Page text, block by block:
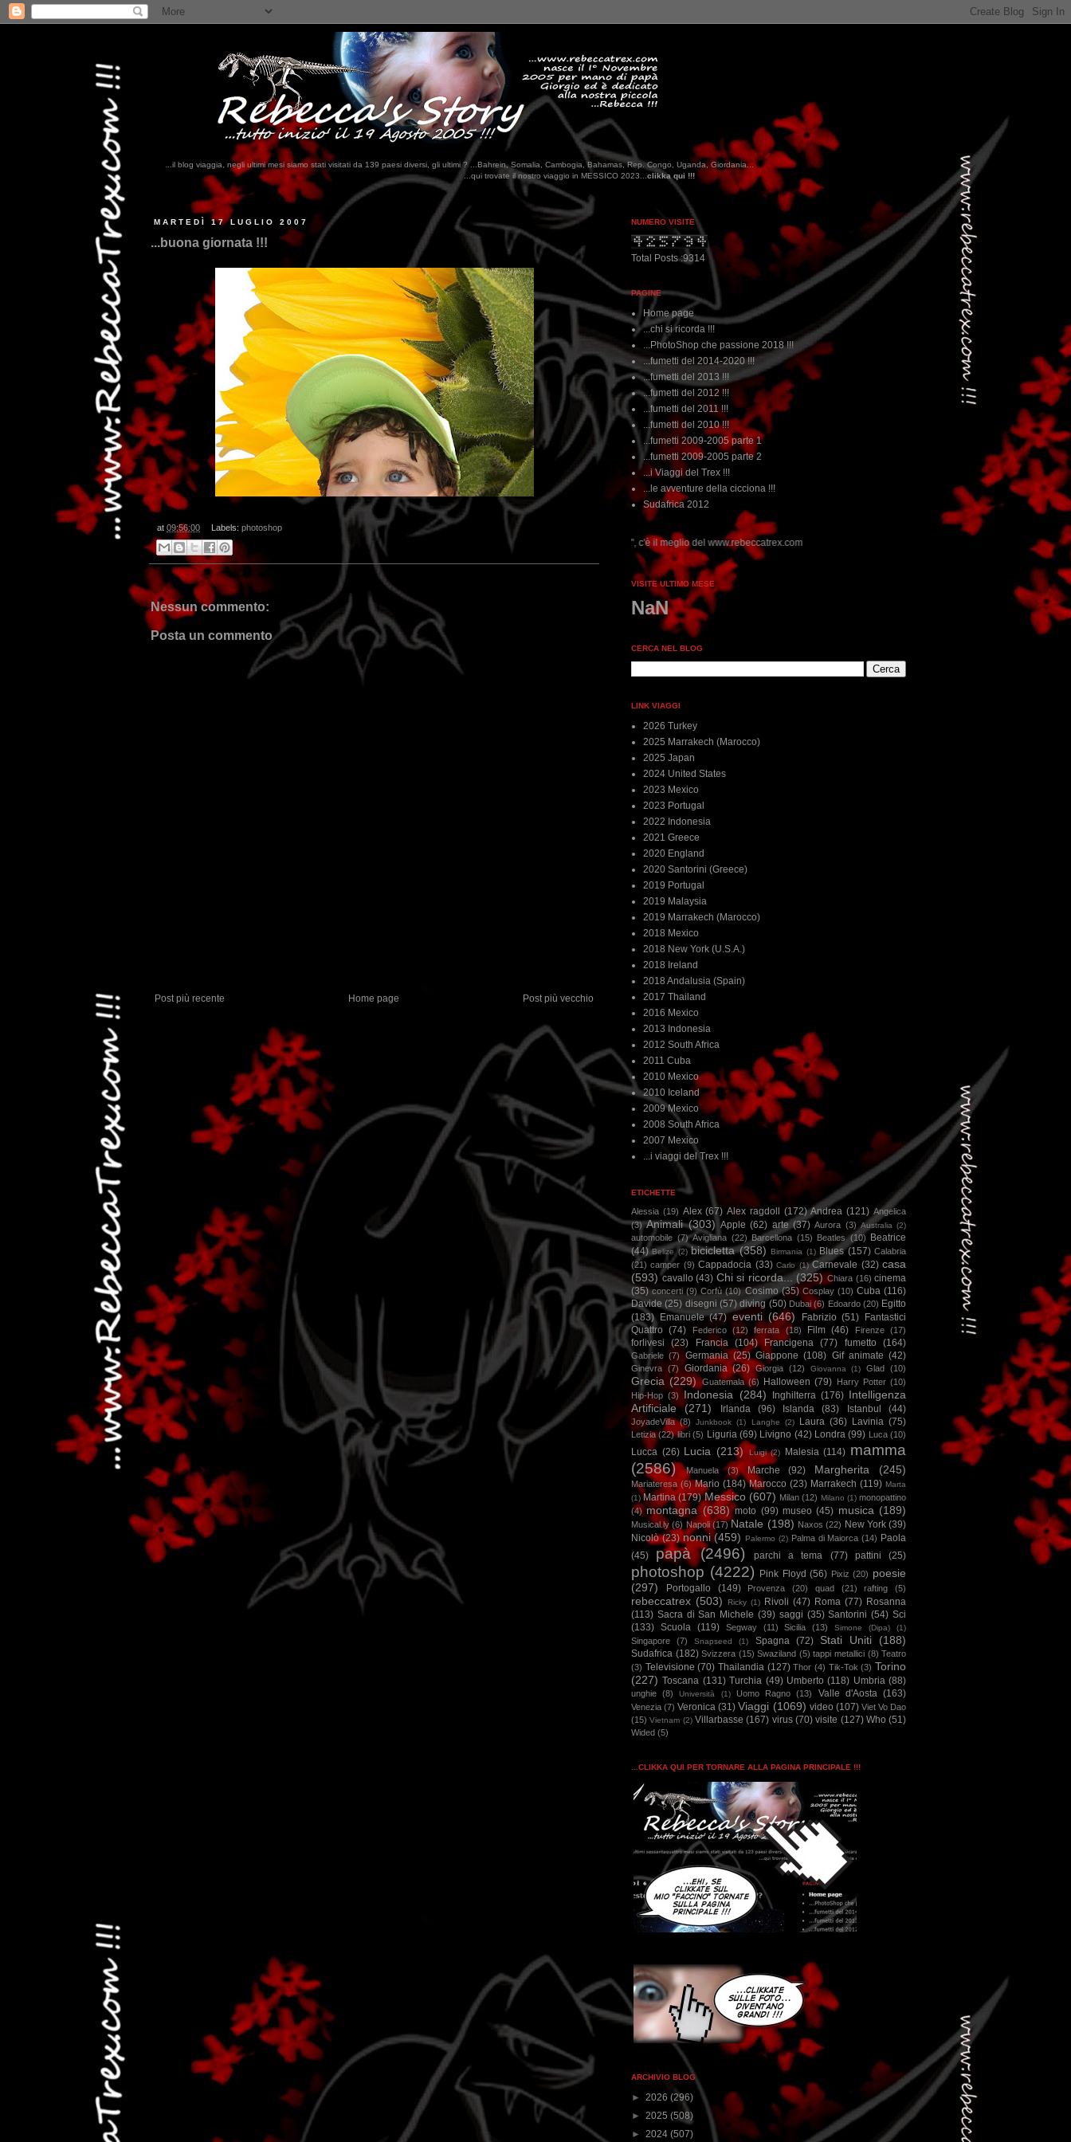
...il blog viaggia, negli ultimi mesi siamo stati visitati da 139 paesi diversi, gli ultimi ? ...Bahrein, Somalia, Cambogia, Bahamas, Rep. Congo, Uganda, Giordania...
...qui trovate il nostro viaggio in MESSICO 2023...clikka qui !!!
MARTEDÌ 17 LUGLIO 2007
...buona giornata !!!
at 09:56:00 Labels: photoshop
Nessun commento:
Posta un commento
Post più recente Post più vecchio
Home page
NUMERO VISITE
Total Posts :9314
PAGINE
Home page
...chi si ricorda !!!
...PhotoShop che passione 2018 !!!
...fumetti del 2014-2020 !!!
...fumetti del 2013 !!!
...fumetti del 2012 !!!
...fumetti del 2011 !!!
...fumetti del 2010 !!!
...fumetti 2009-2005 parte 1
...fumetti 2009-2005 parte 2
...i Viaggi del Trex !!!
...le avventure della cicciona !!!
Sudafrica 2012
...dai non perdere tempo, clikka "qui", c'è il meglio del www.rebeccatrex.com
VISITE ULTIMO MESE
NaN
CERCA NEL BLOG
LINK VIAGGI
2026 Turkey
2025 Marrakech (Marocco)
2025 Japan
2024 United States
2023 Mexico
2023 Portugal
2022 Indonesia
2021 Greece
2020 England
2020 Santorini (Greece)
2019 Portugal
2019 Malaysia
2019 Marrakech (Marocco)
2018 Mexico
2018 New York (U.S.A.)
2018 Ireland
2018 Andalusia (Spain)
2017 Thailand
2016 Mexico
2013 Indonesia
2012 South Africa
2011 Cuba
2010 Mexico
2010 Iceland
2009 Mexico
2008 South Africa
2007 Mexico
...i viaggi del Trex !!!
ETICHETTE
Alessia (19) Alex (67) Alex ragdoll (172) Andrea (121) Angelica
(3) Animali (303) Apple (62) arte (37) Aurora (3) Australia (2)
automobile (7) Avigliana (22) Barcellona (15) Beatles (10)
Beatrice
(44) Belize (2) bicicletta (358) Birmania (1) Blues (157) Calabria
(21) camper (9) Cappadocia (33) Carlo (1) Carnevale (32) casa
(593) cavallo (43) Chi si ricorda... (325) Chiara (16) cinema
(35) concerti (9) Corfù (10) Cosimo (35) Cosplay (10) Cuba (116)
Davide (25) disegni (57) diving (50) Dubai (6) Edoardo (20) Egitto
(183)
Emanuele (47) eventi (646) Fabrizio (51)
Fantastici
Quattro (74) Federico (12) ferrata (18) Film (46) Firenze (17)
forlivesi (23) Francia (104) Francigena (77) fumetto (164)
Gabriele (7) Germania (25) Giappone (108) Gif animate (42)
Ginevra (7) Giordania (26) Giorgia (12) Giovanna (1) Glad (10)
Grecia (229) Guatemala (6) Halloween (79) Harry Potter (10)
Hip-Hop (3) Indonesia (284) Inghilterra (176) Intelligenza
Artificiale
(271) Irlanda (96) Islanda (83) Istanbul (44)
JoyadeVilla (8) Junkbook (1) Langhe (2) Laura (36) Lavinia (75)
Letizia (22) libri (5) Liguria (69) Livigno (42) Londra (99) Luca (10)
Lucca (26) Lucia (213) Luigi (2) Malesia (114) mamma
(2586)
Manuela (3) Marche (92) Margherita (245)
Mariateresa (6) Mario (184) Marocco (23) Marrakech (119) Marta
(1) Martina (179) Messico (607) Milan (12) Milano (1) monopattino
(4) montagna (638) moto (99) museo (45) musica (189)
Musical.ly (6) Napoli (17) Natale (198) Naxos (22) New York (39)
Nicolò (23) nonni (459) Palermo (2) Palma di Maiorca (14) Paola
(45)
papà (2496) parchi a tema (77) pattini (25)
photoshop (4222) Pink Floyd (56) Pixiz (20) poesie
(297)
Portogallo (149) Provenza (20) quad (21) rafting (5)
rebeccatrex (503) Ricky (1) Rivoli (47) Roma (77) Rosanna
(113) Sacra di San Michele (39) saggi (35) Santorini (54) Sci
(133) Scuola (119) Segway (11) Sicilia (13) Simone (Dipa) (1)
Singapore (7) Snapseed (1) Spagna (72) Stati Uniti (188)
Sudafrica (182) Svizzera (15) Swaziland (5) tappi metallici (8) Teatro
(3) Televisione (70) Thailandia (127) Thor (4) Tik-Tok (3) Torino
(227) Toscana (131) Turchia (49) Umberto (118) Umbria (88)
unghie (8) Università (1) Uomo Ragno (13) Valle d'Aosta (163)
Venezia (7) Veronica (31) Viaggi (1069) video (107) Viet Vo Dao
(15) Vietnam (2) Villarbasse (167) virus (70) visite (127) Who (51)
Wided (5)
...CLIKKA QUI PER TORNARE ALLA PAGINA PRINCIPALE !!!
ARCHIVIO BLOG
► 2026 (296)
► 2025 (508)
► 2024 (507)